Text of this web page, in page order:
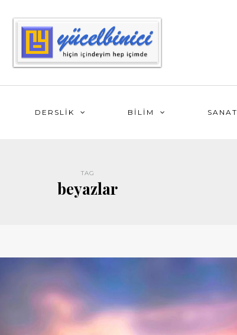
DERSLİK BİLİM SANAT
TAG
beyazlar